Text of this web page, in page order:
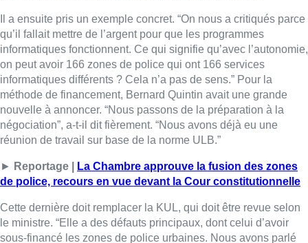
Cette dernière doit remplacer la KUL, qui doit être revue selon
le ministre. “Elle a des défauts principaux, dont celui d’avoir
sous-financé les zones de police urbaines. Nous avons parlé
avec le gouvernement pour la première fois, et la monture
préliminaire est prête. On doit absolument refinancer la police.
On doit faire des efforts de budgets, mais on doit avoir des
discussions pour savoir combien et où on peut aller chercher
ces moyens.”
“J’ai un peu changé de méthode”, a-t-il expliqué. “Lors de mon
premier mandat, je pensais qu’il fallait être très transparent et
mettre ses cartes sur la table. Je suis devenu un peu plus
malin, même à 54 ans, on peut évoluer. J’espère que les
négociations seront terminées pour l’été.”